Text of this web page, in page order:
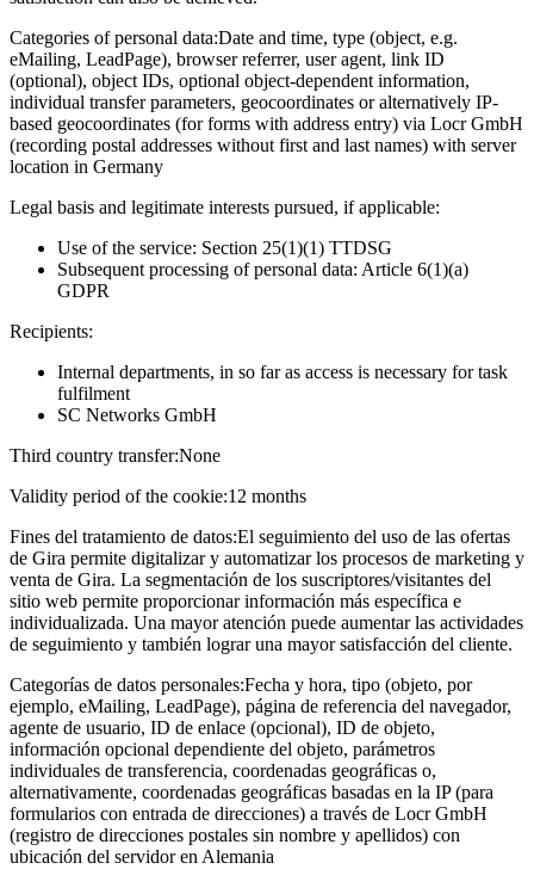
Categories of personal data:Date and time, type (object, e.g.
eMailing, LeadPage), browser referrer, user agent, link ID
(optional), object IDs, optional object-dependent information,
individual transfer parameters, geocoordinates or alternatively IP-
based geocoordinates (for forms with address entry) via Locr GmbH
(recording postal addresses without first and last names) with server
location in Germany
Legal basis and legitimate interests pursued, if applicable:
Use of the service: Section 25(1)(1) TTDSG
Subsequent processing of personal data: Article 6(1)(a)
GDPR
Recipients:
Internal departments, in so far as access is necessary for task
fulfilment
SC Networks GmbH
Third country transfer:None
Validity period of the cookie:12 months
Fines del tratamiento de datos:El seguimiento del uso de las ofertas
de Gira permite digitalizar y automatizar los procesos de marketing y
venta de Gira. La segmentación de los suscriptores/visitantes del
sitio web permite proporcionar información más específica e
individualizada. Una mayor atención puede aumentar las actividades
de seguimiento y también lograr una mayor satisfacción del cliente.
Categorías de datos personales:Fecha y hora, tipo (objeto, por
ejemplo, eMailing, LeadPage), página de referencia del navegador,
agente de usuario, ID de enlace (opcional), ID de objeto,
información opcional dependiente del objeto, parámetros
individuales de transferencia, coordenadas geográficas o,
alternativamente, coordenadas geográficas basadas en la IP (para
formularios con entrada de direcciones) a través de Locr GmbH
(registro de direcciones postales sin nombre y apellidos) con
ubicación del servidor en Alemania